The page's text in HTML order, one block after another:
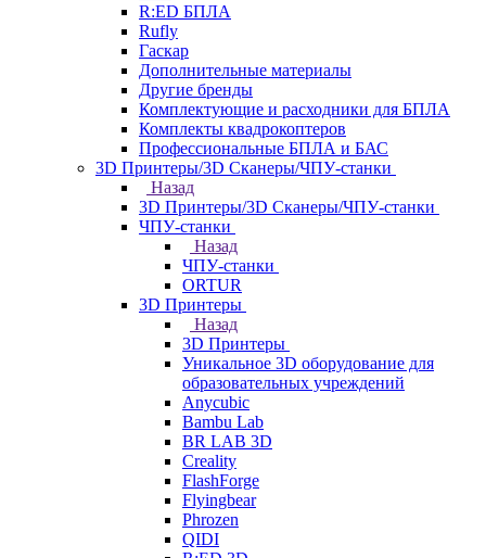
R:ED БПЛА
Rufly
Гаскар
Дополнительные материалы
Другие бренды
Комплектующие и расходники для БПЛА
Комплекты квадрокоптеров
Профессиональные БПЛА и БАС
3D Принтеры/3D Сканеры/ЧПУ-станки
Назад
3D Принтеры/3D Сканеры/ЧПУ-станки
ЧПУ-станки
Назад
ЧПУ-станки
ORTUR
3D Принтеры
Назад
3D Принтеры
Уникальное 3D оборудование для
образовательных учреждений
Anycubic
Bambu Lab
BR LAB 3D
Creality
FlashForge
Flyingbear
Phrozen
QIDI